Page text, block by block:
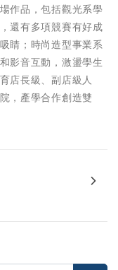
作品，包括觀光系學
還有多項競賽有好成
睛；時尚造型事業系
影音互動，激盪學生
店長級、副店級人
，產學合作創造雙